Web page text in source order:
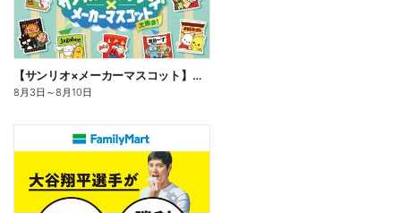
【サンリオ×メーカーマスコット】オリジナルグッズ貰える!
8月3日 ～8月10日